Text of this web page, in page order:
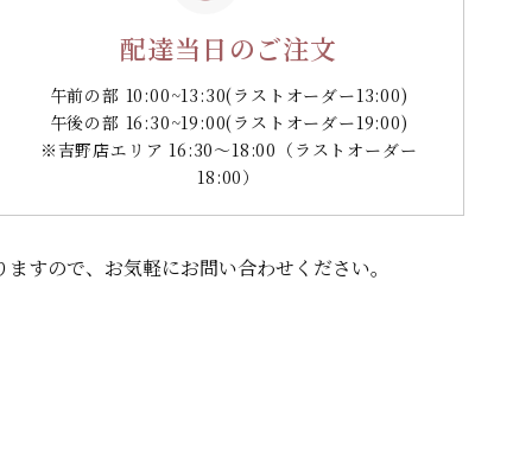
配達当日のご注文
午前の部 10:00~13:30(ラストオーダー13:00)
午後の部 16:30~19:00(ラストオーダー19:00)
※吉野店エリア 16:30～18:00（ラストオーダー
18:00）
すので、 お気軽にお問い合わせください。